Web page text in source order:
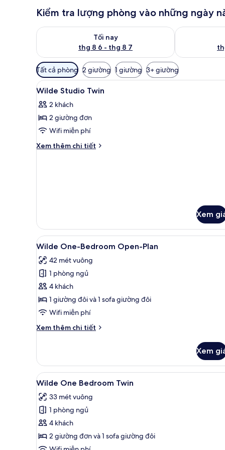
Kiểm tra lượng phòng vào những ngày
Tối nay
thg 8 6 - thg 8 7
Kiểm tra lượng phòng tối nay từ thg 8 6 - thg 8 7
Kiểm tra
Bộ
lọc
có
dùng
để
lọc
phòng
Tất cả phòng 2 giường 1 giường 3+ giường
Xem
tất
cả
ảnh
Wilde
Studio
Minibar, phòng cách âm, bàn
6
Wilde Studio Twin
2 khách
2 giường đơn
Wifi miễn phí
Xem thêm chi tiết
Chi
Xem
Xem
tất
cả
ảnh
Wilde
One-
Bedroom
Plan
Wilde One-Bedroom Open-
12
Wilde One-Bedroom Open-Plan
42 mét vuông
1 phòng ngủ
4 khách
1 giường đôi và 1 sofa giường đôi
Wifi miễn phí
Xem thêm chi tiết
Chi
Wilde
One-
Bedroom
Plan
Xem
Xem
tất
cả
ảnh
Wilde
One
Bedroom
Wilde One Bedroom Twin |
12
Wilde One Bedroom Twin
33 mét vuông
1 phòng ngủ
4 khách
2 giường đơn và 1 sofa giường đôi